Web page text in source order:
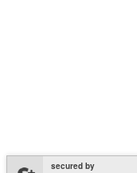
secured by